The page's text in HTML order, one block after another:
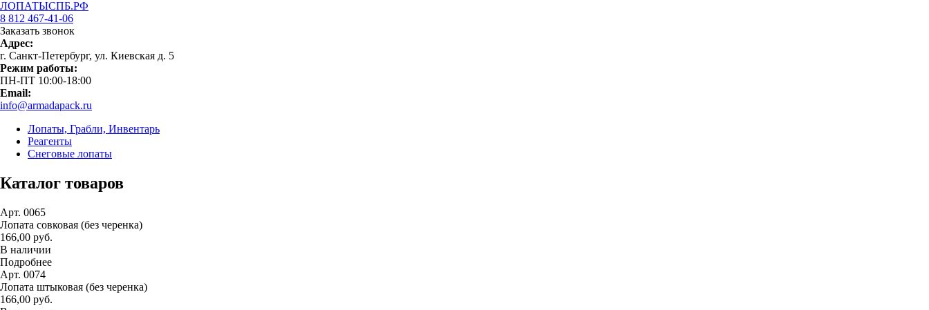
ЛОПАТЫСПБ.РФ
8 812 467-41-06
Заказать звонок
Адрес:
г. Санкт-Петербург, ул. Киевская д. 5
Режим работы:
ПН-ПТ 10:00-18:00
Email:
info@armadapack.ru
Лопаты, Грабли, Инвентарь
Реагенты
Снеговые лопаты
Каталог товаров
Арт. 0065
Лопата совковая (без черенка)
166,00 руб.
В наличии
Подробнее
Арт. 0074
Лопата штыковая (без черенка)
166,00 руб.